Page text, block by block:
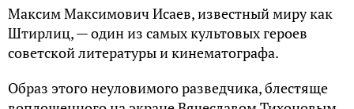
Максим Максимович Исаев, известный миру как
Штирлиц, — один из самых культовых героев
советской литературы и кинематографа.
Образ этого неуловимого разведчика, блестяще